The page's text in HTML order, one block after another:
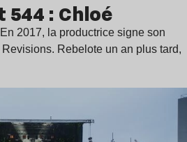
544 : Chloé
2017, la productrice signe son
Rebelote un an plus tard,